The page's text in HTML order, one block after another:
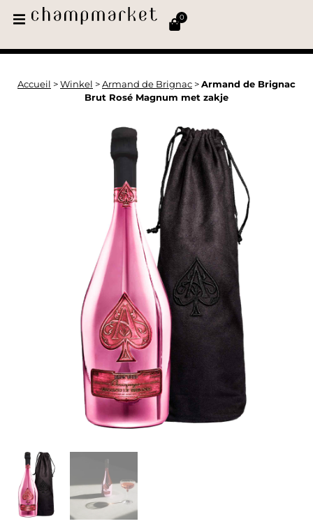
0
Accueil > Winkel > Armand de Brignac > Armand de Brignac
Brut Rosé Magnum met zakje